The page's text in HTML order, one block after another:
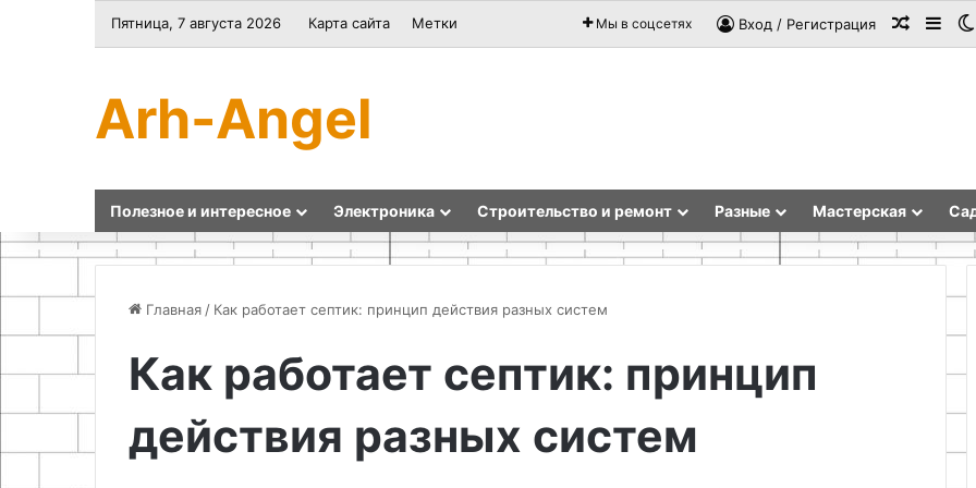
Пятница, 7 августа 2026 Карта сайта Метки Мы в соцсетях Вход / Регистрация
Arh-Angel
Полезное и интересное Электроника Строительство и ремонт Разные Мастерская
Главная / Как работает септик: принцип действия разных систем
Как работает септик: принцип
действия разных систем
Особенности
применения
составов
Как
сделать
для